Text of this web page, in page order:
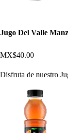
Jugo Del Valle
MX$40.00
Disfruta de nuestro